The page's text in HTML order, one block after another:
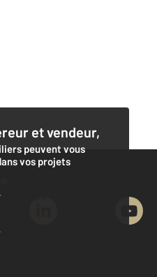
et vendeur,
peuvent vous
vos projets
l'agence
estimation